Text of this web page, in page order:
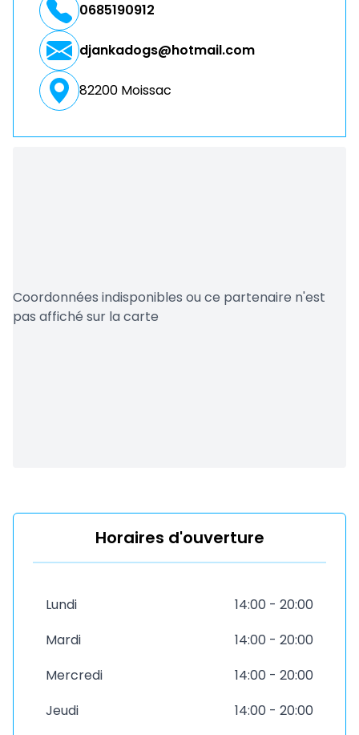
0685190912
djankadogs@hotmail.com
82200 Moissac
Coordonnées indisponibles ou ce partenaire n'est
pas affiché sur la carte
Horaires d'ouverture
Lundi
14:00 - 20:00
Mardi
14:00 - 20:00
Mercredi
14:00 - 20:00
Jeudi
14:00 - 20:00